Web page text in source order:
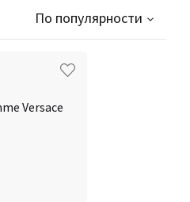
По популярности